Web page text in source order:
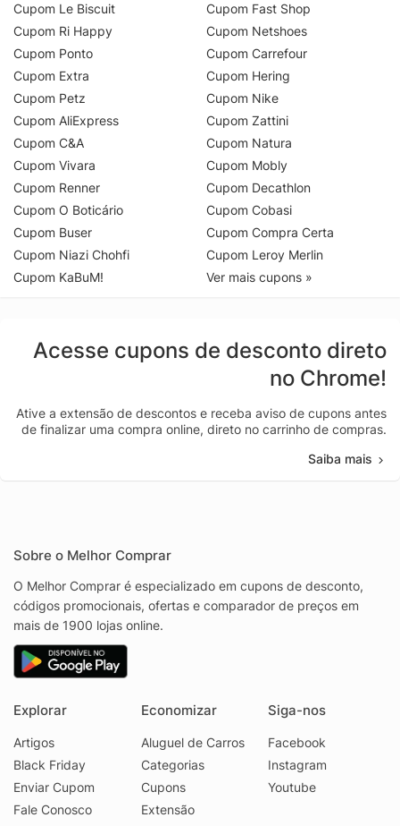
Cupom Le Biscuit
Cupom Ri Happy
Cupom Ponto
Cupom Extra
Cupom Petz
Cupom AliExpress
Cupom C&A
Cupom Vivara
Cupom Renner
Cupom O Boticário
Cupom Buser
Cupom Niazi Chohfi
Cupom KaBuM!
Cupom Fast Shop
Cupom Netshoes
Cupom Carrefour
Cupom Hering
Cupom Nike
Cupom Zattini
Cupom Natura
Cupom Mobly
Cupom Decathlon
Cupom Cobasi
Cupom Compra Certa
Cupom Leroy Merlin
Ver mais cupons »
Acesse cupons de desconto direto
no Chrome!
Ative a extensão de descontos e receba aviso de cupons antes
de finalizar uma compra online, direto no carrinho de compras.
Saiba mais
Sobre o Melhor Comprar
O Melhor Comprar é especializado em cupons de desconto,
códigos promocionais, ofertas e comparador de preços em
mais de 1900 lojas online.
Explorar
Artigos
Black Friday
Enviar Cupom
Fale Conosco
Economizar
Aluguel de Carros
Categorias
Cupons
Extensão
Siga-nos
Facebook
Instagram
Youtube